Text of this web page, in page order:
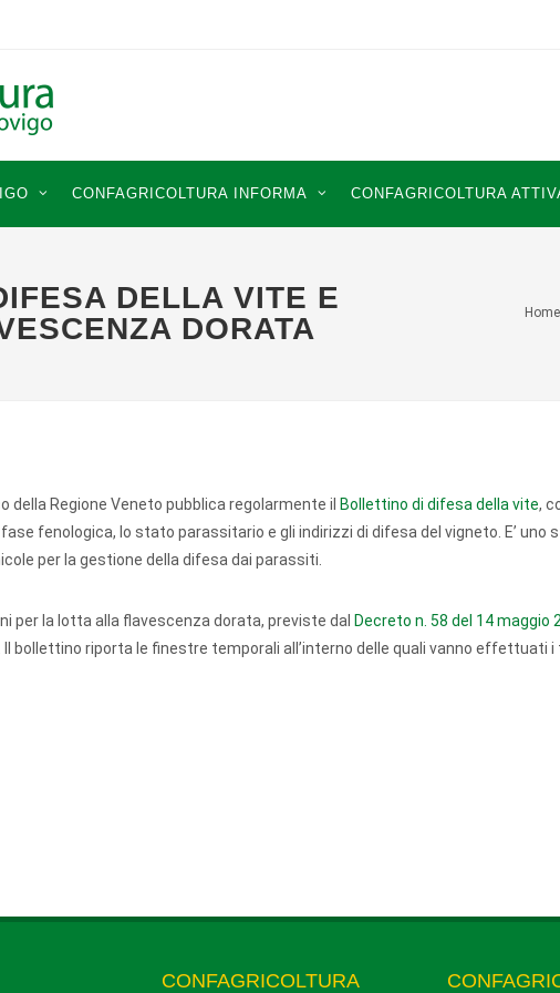
CONFAGRICOLTURA INFORMA CONFAGRICOLTURA
DELLA VITE E
DORATA
Home
della Regione Veneto pubblica regolarmente il Bollettino di difesa della vite,
fenologica, lo stato parassitario e gli indirizzi di difesa del vigneto. E’ uno
per la gestione della difesa dai parassiti.
per la lotta alla flavescenza dorata, previste dal Decreto n. 58 del 14 maggio
Il bollettino riporta le finestre temporali all’interno delle quali vanno effettuati
CONFAGRICOLTURA